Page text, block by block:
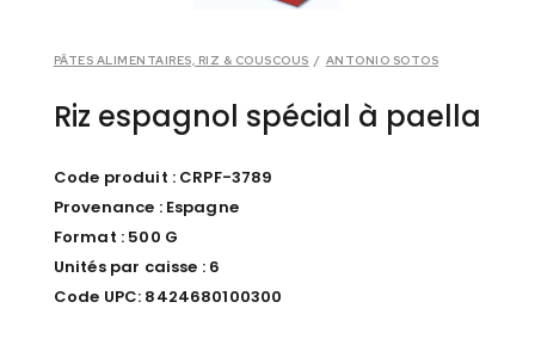
PÂTES ALIMENTAIRES, RIZ & COUSCOUS / ANTONIO SOTOS
Riz espagnol spécial à paella
Code produit : CRPF-3789
Provenance : Espagne
Format : 500 G
Unités par caisse : 6
Code UPC: 8424680100300